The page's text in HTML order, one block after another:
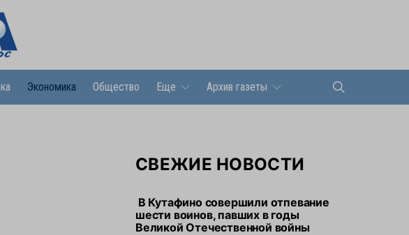
Экономика Общество Еще Архив газеты
СВЕЖИЕ НОВОСТИ
В Кутафино совершили отпевание
шести воинов, павших в годы
Великой Отечественной войны